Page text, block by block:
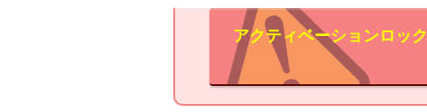
アクティベーションロッ